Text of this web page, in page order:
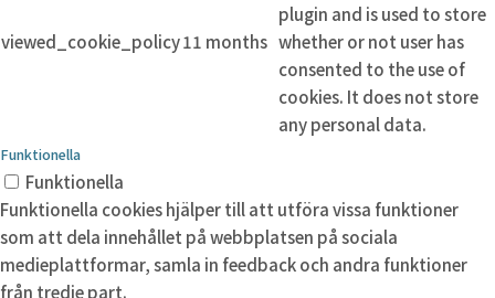
viewed_cookie_policy11 months
plugin and is used to store
whether or not user has
consented to the use of
cookies. It does not store
any personal data.
Funktionella
Funktionella
Funktionella cookies hjälper till att utföra vissa funktioner
som att dela innehållet på webbplatsen på sociala
medieplattformar, samla in feedback och andra funktioner
från tredje part.